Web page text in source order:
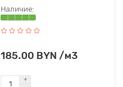
185.00 BYN /м3